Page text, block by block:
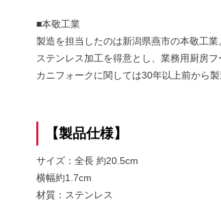
■本敬工業
製造を担当したのは新潟県燕市の本敬工業
ステンレス加工を得意とし、業務用厨房
カニフォークに関しては30年以上前から
【製品仕様】
サイズ：全長 約20.5cm
横幅約1.7cm
材質：ステンレス